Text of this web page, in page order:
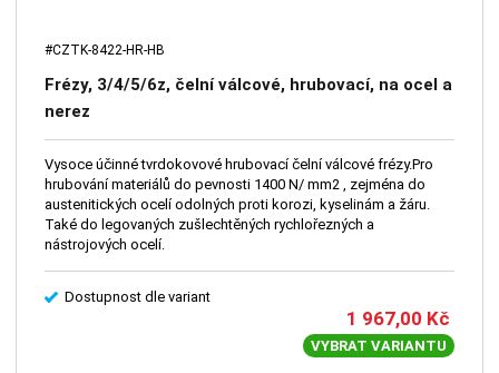
#CZTK-8422-HR-HB
Frézy, 3/4/5/6z, čelní válcové, hrubovací, na ocel a
nerez
Vysoce účinné tvrdokovové hrubovací čelní válcové frézy.Pro
hrubování materiálů do pevnosti 1400 N/ mm2 , zejména do
austenitických ocelí odolných proti korozi, kyselinám a žáru.
Také do legovaných zušlechtěných rychlořezných a
nástrojových ocelí.
Dostupnost dle variant
1 967,00 Kč
VYBRAT VARIANTU